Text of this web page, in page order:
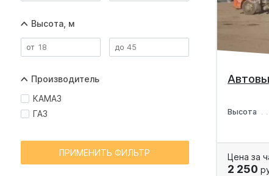
Высота, м
Производитель
КАМАЗ
ГАЗ
ПРИМЕНИТЬ ФИЛЬТР
Высота
Цена за
2 250